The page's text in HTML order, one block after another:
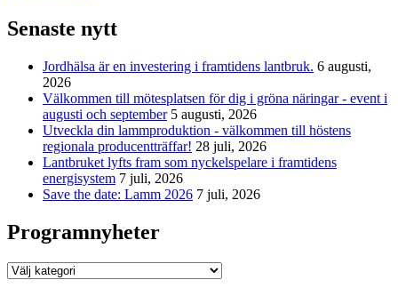
Senaste nytt
Jordhälsa är en investering i framtidens lantbruk. 6 augusti,
2026
Välkommen till mötesplatsen för dig i gröna näringar - event i
augusti och september 5 augusti, 2026
Utveckla din lammproduktion - välkommen till höstens
regionala producentträffar! 28 juli, 2026
Lantbruket lyfts fram som nyckelspelare i framtidens
energisystem 7 juli, 2026
Save the date: Lamm 2026 7 juli, 2026
Programnyheter
Programnyheter